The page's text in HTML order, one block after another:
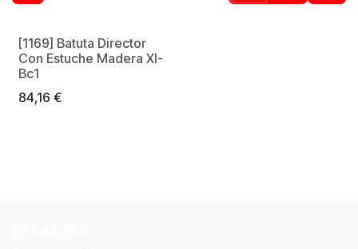
[1169] Batuta Director
Con Estuche Madera Xl-
Bc1
84,16 €